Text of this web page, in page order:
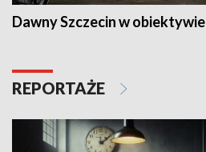
Dawny Szczecin w obiektywie
REPORTAŻE